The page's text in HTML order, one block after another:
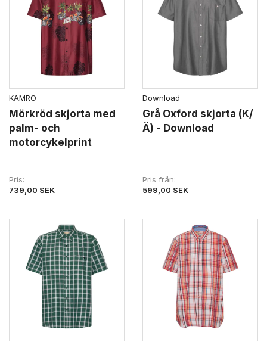
KAMRO
Mörkröd skjorta med
palm- och
motorcykelprint
Pris
739,00 SEK
Download
Grå Oxford skjorta (K/
Ä) - Download
Pris från
599,00 SEK